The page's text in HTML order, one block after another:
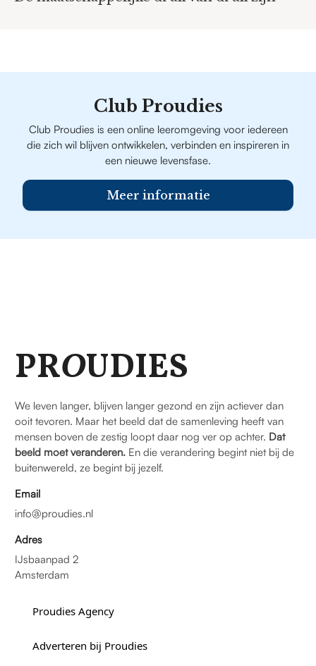
Club Proudies
Club Proudies is een online leeromgeving voor iedereen
die zich wil blijven ontwikkelen, verbinden en inspireren in
een nieuwe levensfase.
Meer informatie
PROUDIES
We leven langer, blijven langer gezond en zijn actiever dan
ooit tevoren. Maar het beeld dat de samenleving heeft van
mensen boven de zestig loopt daar nog ver op achter. Dat
beeld moet veranderen. En die verandering begint niet bij de
buitenwereld, ze begint bij jezelf.
Email
info@proudies.nl
Adres
IJsbaanpad 2
Amsterdam
Proudies Agency
Adverteren bij Proudies